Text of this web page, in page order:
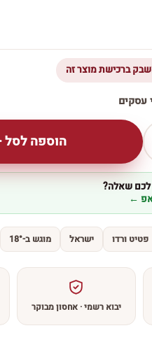
הוספה לסל
לכם שאלה?
←
פטיט ורדו ישראל מוגש ב-18°
יבוא רשמי · אחסון מבוקר